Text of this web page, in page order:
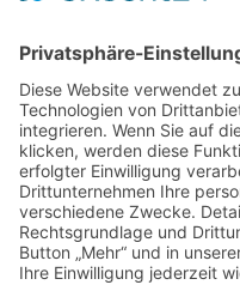
© VTL
Ausführende